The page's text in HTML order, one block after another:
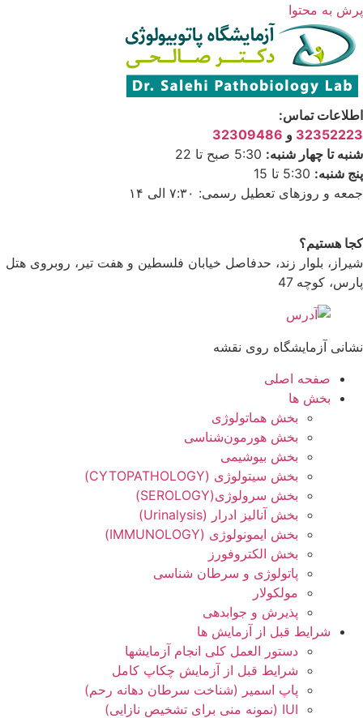
پرش به محتوا
اطلاعات تماس:
32352223 و 32309486
شنبه تا چهار شنبه:
پنج شنبه:
جمعه و روزهای تعطیل رسمی: ۷:۳۰ الی ۱۴
کجا هستیم؟
شیراز، بلوار زند، حدفاصل خیابان فلسطین و هفت تیر، روبروی هتل
پارس، کوچه 47
نشانی آزمایشگاه روی نقشه
صفحه اصلی
بخش ها
بخش هماتولوژی
بخش هورمون‌شناسی
بخش بیوشیمی
بخش سیتولوژی (СYTOPATHOLOGY)
بخش سرولوژی(SEROLOGY)
بخش آنالیز ادرار (Urinalysis)
بخش ایمونولوژی (IMMUNOLOGY)
بخش الکتروفورز
پاتولوژی و سرطان شناسی
مولکولار
پذیرش و جوابدهی
شرایط قبل از آزمایش ها
دستور العمل کلی انجام آزمایشها
شرایط قبل از آزمایش چکاپ کامل
پاپ اسمیر (شناخت سرطان دهانه رحم)
IUI (نمونه منی برای تشخیص نازایی)